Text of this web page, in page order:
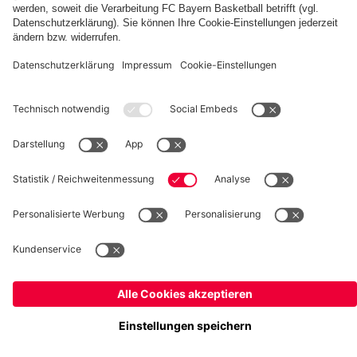
fcbayern.com Basketball Allianz Arena
Impressum Datenschutz Nutzungsbedingungen Barrierefreiheit
Kinder- und Jugendschutz Hinweisgebersystem
Kontakt